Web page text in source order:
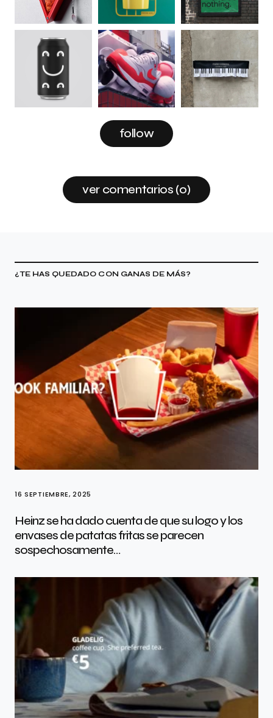
follow
ver comentarios (0)
¿TE HAS QUEDADO CON GANAS DE MÁS?
16 SEPTIEMBRE, 2025
Heinz se ha dado cuenta de que su logo y los
envases de patatas fritas se parecen
sospechosamente…